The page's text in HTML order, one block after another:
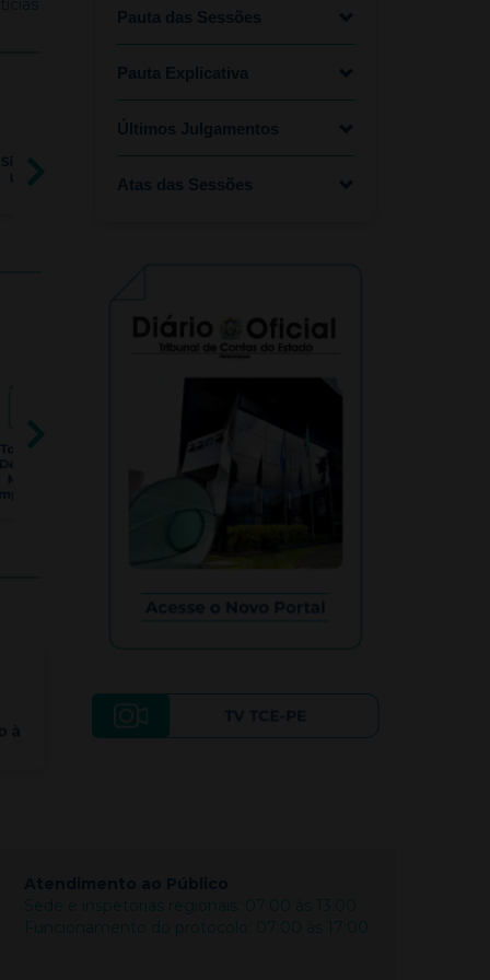
Sede e inspetorias regionais: 07:00 às 13:00
Funcionamento do protocolo: 07:00 às 17:00